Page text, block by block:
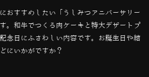
おすすめしたい「うしみつアニバーサリー
。和牛でつくる肉ケーキと特大デザートプ
念日にふさわしい内容です。お誕生日や結
にいかがですか？